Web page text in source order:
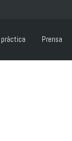
práctica Prensa